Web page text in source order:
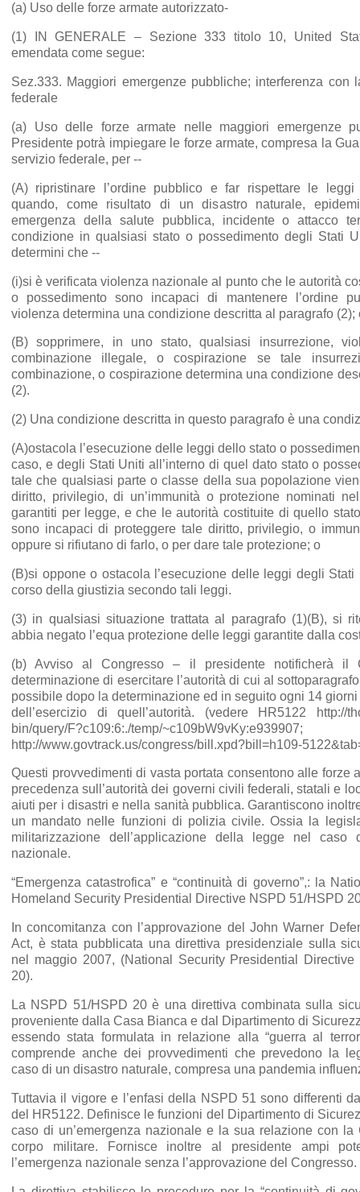
(a) Uso delle forze armate autorizzato-
(1) IN GENERALE – Sezione 333 titolo 10, United
emendata come segue:
Sez.333. Maggiori emergenze pubbliche; interferenza con
federale
(a) Uso delle forze armate nelle maggiori emergenze
Presidente potrà impiegare le forze armate, compresa la
servizio federale, per --
(A) ripristinare l’ordine pubblico e far rispettare le
quando, come risultato di un disastro naturale,
emergenza della salute pubblica, incidente o attacco
condizione in qualsiasi stato o possedimento degli Stati
determini che --
(i)si è verificata violenza nazionale al punto che le autorità
o possedimento sono incapaci di mantenere l’ordine
violenza determina una condizione descritta al paragrafo (2);
(B) sopprimere, in uno stato, qualsiasi insurrezione,
combinazione illegale, o cospirazione se tale
combinazione, o cospirazione determina una condizione
(2).
(2) Una condizione descritta in questo paragrafo è una
(A)ostacola l’esecuzione delle leggi dello stato o
caso, e degli Stati Uniti all’interno di quel dato stato o
tale che qualsiasi parte o classe della sua popolazione
diritto, privilegio, di un’immunità o protezione nominati
garantiti per legge, e che le autorità costituite di quello
sono incapaci di proteggere tale diritto, privilegio, o
oppure si rifiutano di farlo, o per dare tale protezione; o
(B)si oppone o ostacola l’esecuzione delle leggi degli
corso della giustizia secondo tali leggi.
(3) in qualsiasi situazione trattata al paragrafo (1)(B), si
abbia negato l’equa protezione delle leggi garantite dalla
(b) Avviso al Congresso – il presidente notificherà il
determinazione di esercitare l’autorità di cui al
possibile dopo la determinazione ed in seguito ogni 14
dell’esercizio di quell’autorità. (vedere HR5122 http://
bin/query/F?c109:6:./temp/~c109bW9vKy:e939907;
http://www.govtrack.us/congress/bill.xpd?bill=h109-
Questi provvedimenti di vasta portata consentono alle forze
precedenza sull’autorità dei governi civili federali, statali e
aiuti per i disastri e nella sanità pubblica. Garantiscono
un mandato nelle funzioni di polizia civile. Ossia la
militarizzazione dell’applicazione della legge nel caso
nazionale.
“Emergenza catastrofica” e “continuità di governo”,: la
Homeland Security Presidential Directive NSPD 51/HSPD
In concomitanza con l’approvazione del John Warner
Act, è stata pubblicata una direttiva presidenziale sulla
nel maggio 2007, (National Security Presidential
20).
La NSPD 51/HSPD 20 è una direttiva combinata sulla
proveniente dalla Casa Bianca e dal Dipartimento di
essendo stata formulata in relazione alla “guerra al
comprende anche dei provvedimenti che prevedono la
caso di un disastro naturale, compresa una pandemia
Tuttavia il vigore e l’enfasi della NSPD 51 sono differenti
del HR5122. Definisce le funzioni del Dipartimento di
caso di un’emergenza nazionale e la sua relazione con
corpo militare. Fornisce inoltre al presidente ampi
l’emergenza nazionale senza l’approvazione del Congresso.